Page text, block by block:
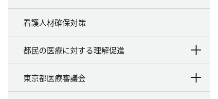
看護人材確保対策
都民の医療に対する理解促進
東京都医療審議会